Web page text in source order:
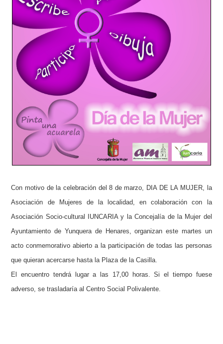
Con motivo de la celebración del 8 de marzo, DIA DE LA MUJER,
la
Asociación de Mujeres de la localidad, en colaboración con la
Asociación Socio-cultural IUNCARIA y laConcejalía de la Mujer del
Ayuntamiento de Yunquera de Henares, organizan este martes un
acto conmemorativo abierto a la participación de todas las personas
que quieran acercarse hasta la Plaza de la Casilla.
El encuentro tendrá lugar a las 17,00 horas. Si el tiempo fuese
adverso, se trasladaría al Centro Social Polivalente.